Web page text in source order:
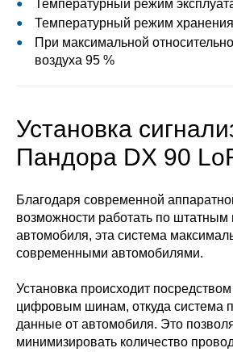
Температурный режим
Температурный режим
При максимальной
воздуха 95 %
Установка
Пандора DX 90
Благодаря современной
возможности работать по
автомобиля, эта система
современными автомобилями.
Установка происходит
цифровым шинам, откуда система
данные от автомобиля. Это
минимизировать количество